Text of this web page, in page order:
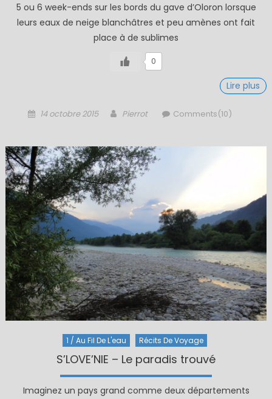
5 ou 6 week-ends sur les bords du gave d’Oloron lorsque
leurs eaux de neige blanchâtres et peu amènes ont fait
place à de sublimes
0
Lire plus
Posted
14 octobre 2015 Author
Pierrot Comments(10)
1 / Au Fil De L'eau Récits De Voyage
S’LOVE’NIE – Le paradis trouvé
Imaginez un pays grand comme deux départements